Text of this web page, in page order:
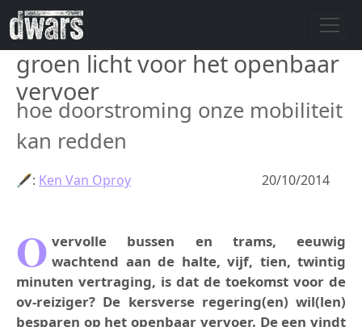
Skip to main content
groen licht voor het openbaar
vervoer
hoe doorstroming onze mobiliteit
kan redden
20/10/2014
🖋: Ken Van Oproy
O vervolle bussen en trams, eeuwig
wachtend aan de halte, vijf, tien, twintig
minuten vertraging, is dat de toekomst voor de
ov-reiziger? De kersverse regering(en) wil(len)
besparen op het openbaar vervoer. De een vindt